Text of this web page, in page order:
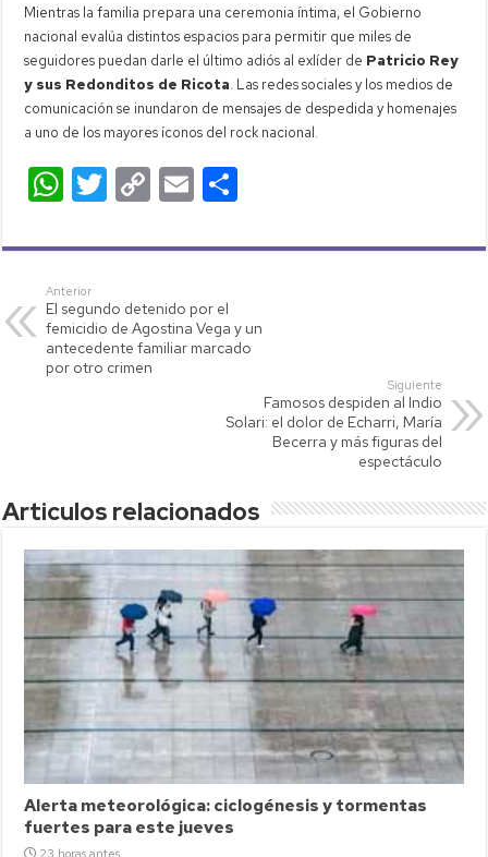
Mientras la familia prepara una ceremonia íntima, el Gobierno
nacional evalúa distintos espacios para permitir que miles de
seguidores puedan darle el último adiós al exlíder de Patricio Rey
y sus Redonditos de Ricota. Las redes sociales y los medios de
comunicación se inundaron de mensajes de despedida y homenajes
a uno de los mayores íconos del rock nacional.
W
at
s
A
p
T
tt
C
p
Li
nk
E
ail m
ar
tir
Anterior
El segundo detenido por el
femicidio de Agostina Vega y un
antecedente familiar marcado
por otro crimen
Siguiente
Famosos despiden al Indio
Solari: el dolor de Echarri, María
Becerra y más figuras del
espectáculo
Articulos relacionados
Alerta meteorológica: ciclogénesis y tormentas
fuertes para este jueves
23 horas antes